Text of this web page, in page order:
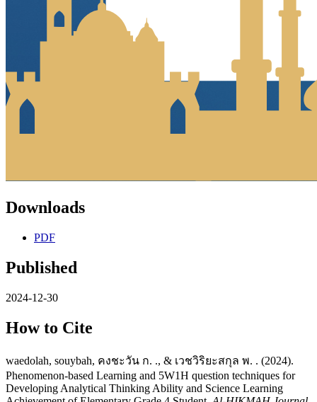
Downloads
PDF
Published
2024-12-30
How to Cite
waedolah, souybah, คงชะวัน ก. ., & เวชวิริยะสกุล พ. . (2024).
Phenomenon-based Learning and 5W1H question techniques for
Developing Analytical Thinking Ability and Science Learning